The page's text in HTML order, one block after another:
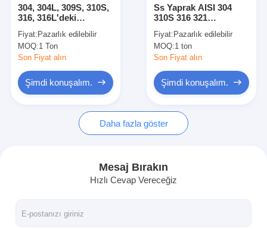
Bizimle İletişim
Haberler
Soğuk Haddelenmiş Paslanmaz Çelik Rulo
Sıcak Haddelenmiş Paslanmaz Sac
304, 304L, 309S, 310S,
316, 316L'deki
levhası
Fiyat: Pazarlık edilebilir
MOQ:1 Ton
Son Fiyat alın
Şimdi konuşalım.
Ss Yaprak AISI 304
310S 316 321
levhaları
Fiyat: Pazarlık edilebilir
MOQ:1 ton
Son Fiyat alın
Şimdi konuşalım.
Daha fazla göster
Mesaj Bırakın
Hızlı Cevap Vereceğiz